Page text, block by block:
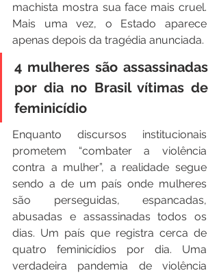
machista mostra sua face mais cruel.
Mais uma vez, o Estado aparece
apenas depois da tragédia anunciada.
4 mulheres são assassinadas
por dia no Brasil vítimas de
feminicídio
Enquanto discursos institucionais
prometem “combater a violência
contra a mulher”, a realidade segue
sendo a de um país onde mulheres
são perseguidas, espancadas,
abusadas e assassinadas todos os
dias. Um país que registra cerca de
quatro feminicídios por dia. Uma
verdadeira pandemia de violência